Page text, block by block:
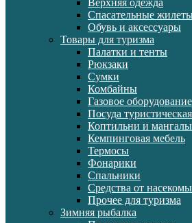
Верхняя одежда
Спасательные
Обувь и аксессуары
Товары для туризма
Палатки и тенты
Рюкзаки
Сумки
Комбайны
Газовое оборудование
Посуда туристическая
Коптильни и мангалы
Кемпинговая мебель
Термосы
Фонарики
Спальники
Средства от
Прочее для туризма
Зимняя рыбалка